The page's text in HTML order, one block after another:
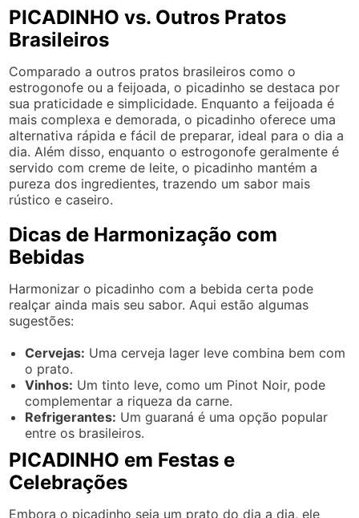
PICADINHO vs. Outros Pratos
Brasileiros
Comparado a outros pratos brasileiros como o
estrogonofe ou a feijoada, o picadinho se destaca por
sua praticidade e simplicidade. Enquanto a feijoada é
mais complexa e demorada, o picadinho oferece uma
alternativa rápida e fácil de preparar, ideal para o dia a
dia. Além disso, enquanto o estrogonofe geralmente é
servido com creme de leite, o picadinho mantém a
pureza dos ingredientes, trazendo um sabor mais
rústico e caseiro.
Dicas de Harmonização com
Bebidas
Harmonizar o picadinho com a bebida certa pode
realçar ainda mais seu sabor. Aqui estão algumas
sugestões:
Cervejas: Uma cerveja lager leve combina bem com
o prato.
Vinhos: Um tinto leve, como um Pinot Noir, pode
complementar a riqueza da carne.
Refrigerantes: Um guaraná é uma opção popular
entre os brasileiros.
PICADINHO em Festas e
Celebrações
Embora o picadinho seja um prato do dia a dia, ele